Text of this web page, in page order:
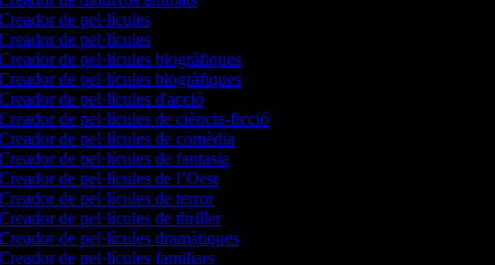
de pel·lícules
de pel·lícules
de pel·lícules biogràfiques
de pel·lícules biogràfiques
de pel·lícules d'acció
de pel·lícules de ciència-ficció
de pel·lícules de comèdia
de pel·lícules de fantasia
de pel·lícules de l’Oest
de pel·lícules de terror
de pel·lícules de thriller
de pel·lícules dramàtiques
de pel·lícules familiars